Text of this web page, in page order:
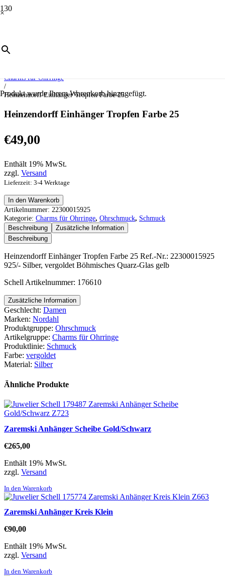
×
Produktwurde Ihrem Warenkorb hinzugefügt.
/
Charms für Ohrringe
/
Heinzendorff Einhänger Tropfen Farbe 25
Heinzendorff Einhänger Tropfen Farbe 25
€49,00
Enthält 19% MwSt.
zzgl. Versand
Lieferzeit: 3-4 Werktage
Heinzendorff
Einhänger
Tropfen
Farbe
25
Menge
In den Warenkorb
Artikelnummer: 22300015925
Kategorie: Charms für Ohrringe, Ohrschmuck, Schmuck
Beschreibung
Zusätzliche Information
Beschreibung
Heinzendorff Einhänger Tropfen Farbe 25 Ref.-Nr.: 22300015925
925/- Silber, vergoldet Böhmisches Quarz-Glas gelb
Schell Artikelnummer: 176610
Zusätzliche Information
Geschlecht: Damen
Marken: Nordahl
Produktgruppe: Ohrschmuck
Artikelgruppe: Charms für Ohrringe
Produktlinie: Schmuck
Farbe: vergoldet
Material: Silber
Ähnliche Produkte
Zaremski Anhänger Scheibe Gold/Schwarz
€265,00
Enthält 19% MwSt.
zzgl. Versand
In den Warenkorb
Zaremski Anhänger Kreis Klein
€90,00
Enthält 19% MwSt.
zzgl. Versand
In den Warenkorb